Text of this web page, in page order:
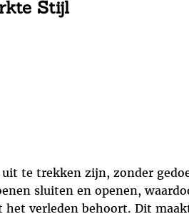
Stijl
te trekken zijn, zonder
sluiten en openen,
verleden behoort. Dit